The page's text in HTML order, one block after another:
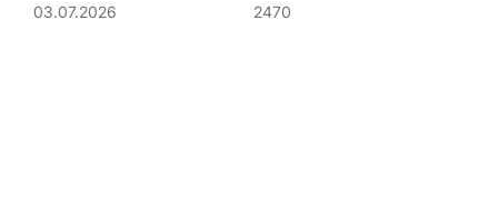
03.07.2026 2470